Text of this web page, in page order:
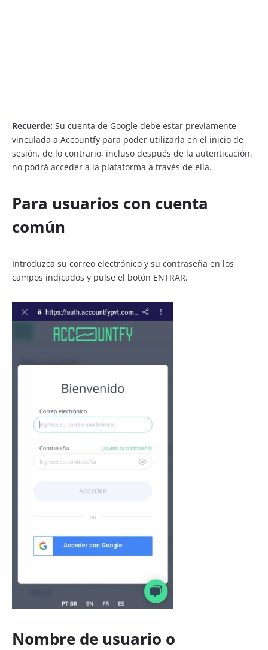
Recuerde: Su cuenta de Google debe estar previamente
vinculada a Accountfy para poder utilizarla en el inicio de
sesión, de lo contrario, incluso después de la autenticación,
no podrá acceder a la plataforma a través de ella.
Para usuarios con cuenta
común
Introduzca su correo electrónico y su contraseña en los
campos indicados y pulse el botón ENTRAR.
Nombre de usuario o